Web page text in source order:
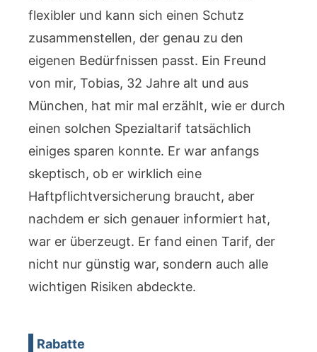
flexibler und kann sich einen Schutz
zusammenstellen, der genau zu den
eigenen Bedürfnissen passt. Ein Freund
von mir, Tobias, 32 Jahre alt und aus
München, hat mir mal erzählt, wie er durch
einen solchen Spezialtarif tatsächlich
einiges sparen konnte. Er war anfangs
skeptisch, ob er wirklich eine
Haftpflichtversicherung braucht, aber
nachdem er sich genauer informiert hat,
war er überzeugt. Er fand einen Tarif, der
nicht nur günstig war, sondern auch alle
wichtigen Risiken abdeckte.
Rabatte